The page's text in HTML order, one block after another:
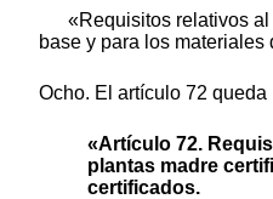
«Requisitos relativos
base y para los materiales
Ocho. El artículo 72
«Artículo 72.
plantas madre
certificados.